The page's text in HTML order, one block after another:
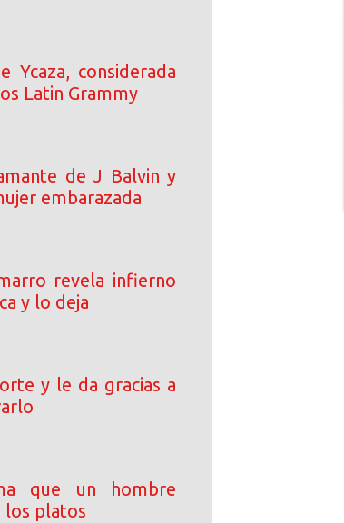
Ycaza, considerada
Latin Grammy
de J Balvin y
embarazada
revela infierno
y lo deja
y le da gracias a
que un hombre
los platos